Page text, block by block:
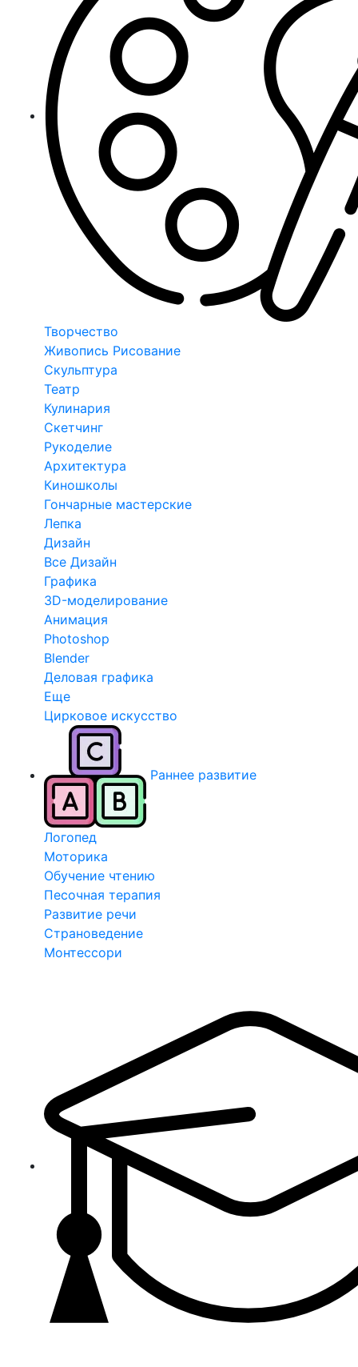
Творчество
Живопись Рисование
Скульптура
Театр
Кулинария
Скетчинг
Рукоделие
Архитектура
Киношколы
Гончарные мастерские
Лепка
Дизайн
Все Дизайн
Графика
3D-моделирование
Анимация
Photoshop
Blender
Деловая графика
Еще
Цирковое искусство
Раннее развитие
Логопед
Моторика
Обучение чтению
Песочная терапия
Развитие речи
Страноведение
Монтессори